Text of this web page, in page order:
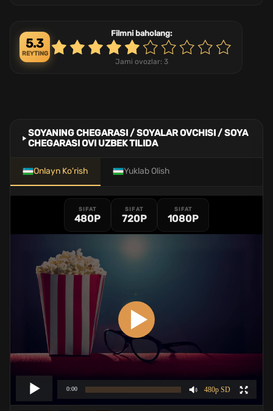
5.3
REYTING
Filmni baholang:
Jami ovozlar: 3
SOYANING CHEGARASI / SOYALAR OVCHISI / SOYA
CHEGARASI OVI UZBEK TILIDA
Onlayn Ko'rish Yuklab Olish
SIFAT
480P
SIFAT
720P
SIFAT
1080P